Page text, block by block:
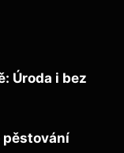
Úroda ⁤i bez
pěstování